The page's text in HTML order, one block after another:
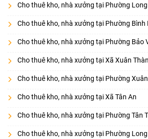
Cho thuê kho, nhà xưởng tại Phường
Cho thuê kho, nhà xưởng tại Phường Bình
Cho thuê kho, nhà xưởng tại Phường Bảo
Cho thuê kho, nhà xưởng tại Xã Xuân
Cho thuê kho, nhà xưởng tại Phường
Cho thuê kho, nhà xưởng tại Xã Tân An
Cho thuê kho, nhà xưởng tại Phường Tân
Cho thuê kho, nhà xưởng tại Phường